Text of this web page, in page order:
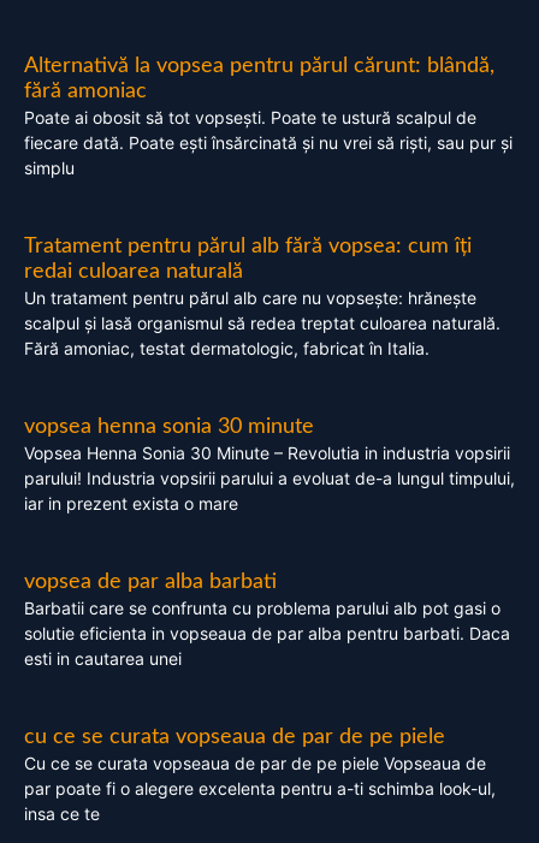
Alternativă la vopsea pentru părul cărunt: blândă,
fără amoniac
Poate ai obosit să tot vopsești. Poate te ustură scalpul de
fiecare dată. Poate ești însărcinată și nu vrei să riști, sau pur și
simplu
Tratament pentru părul alb fără vopsea: cum îți
redai culoarea naturală
Un tratament pentru părul alb care nu vopsește: hrănește
scalpul și lasă organismul să redea treptat culoarea naturală.
Fără amoniac, testat dermatologic, fabricat în Italia.
vopsea henna sonia 30 minute
Vopsea Henna Sonia 30 Minute – Revolutia in industria vopsirii
parului! Industria vopsirii parului a evoluat de-a lungul timpului,
iar in prezent exista o mare
vopsea de par alba barbati
Barbatii care se confrunta cu problema parului alb pot gasi o
solutie eficienta in vopseaua de par alba pentru barbati. Daca
esti in cautarea unei
cu ce se curata vopseaua de par de pe piele
Cu ce se curata vopseaua de par de pe piele Vopseaua de
par poate fi o alegere excelenta pentru a-ti schimba look-ul,
insa ce te